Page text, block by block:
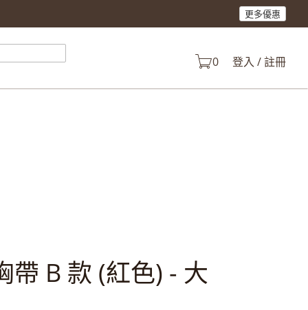
更多優惠
品。
0 登入 / 註冊
帶 B 款 (紅色) - 大